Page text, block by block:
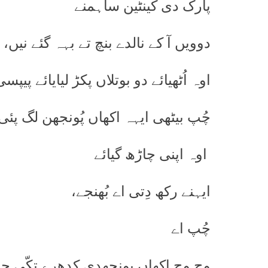
پارک دی کینٹین ساہمنے
دوویں آ کے نالدے بنچ تے بہہ گئے نیں،
اوہ اُٹھیائے دو بوتلاں پکڑ لیایائے
چُپ بیٹھی ایہہ اکھاں پُونجھن لگ
اوہ اپنی چاڑھ گیائے
ایہنے رکھ دِتی اے بُھنجے،
چُپ اے